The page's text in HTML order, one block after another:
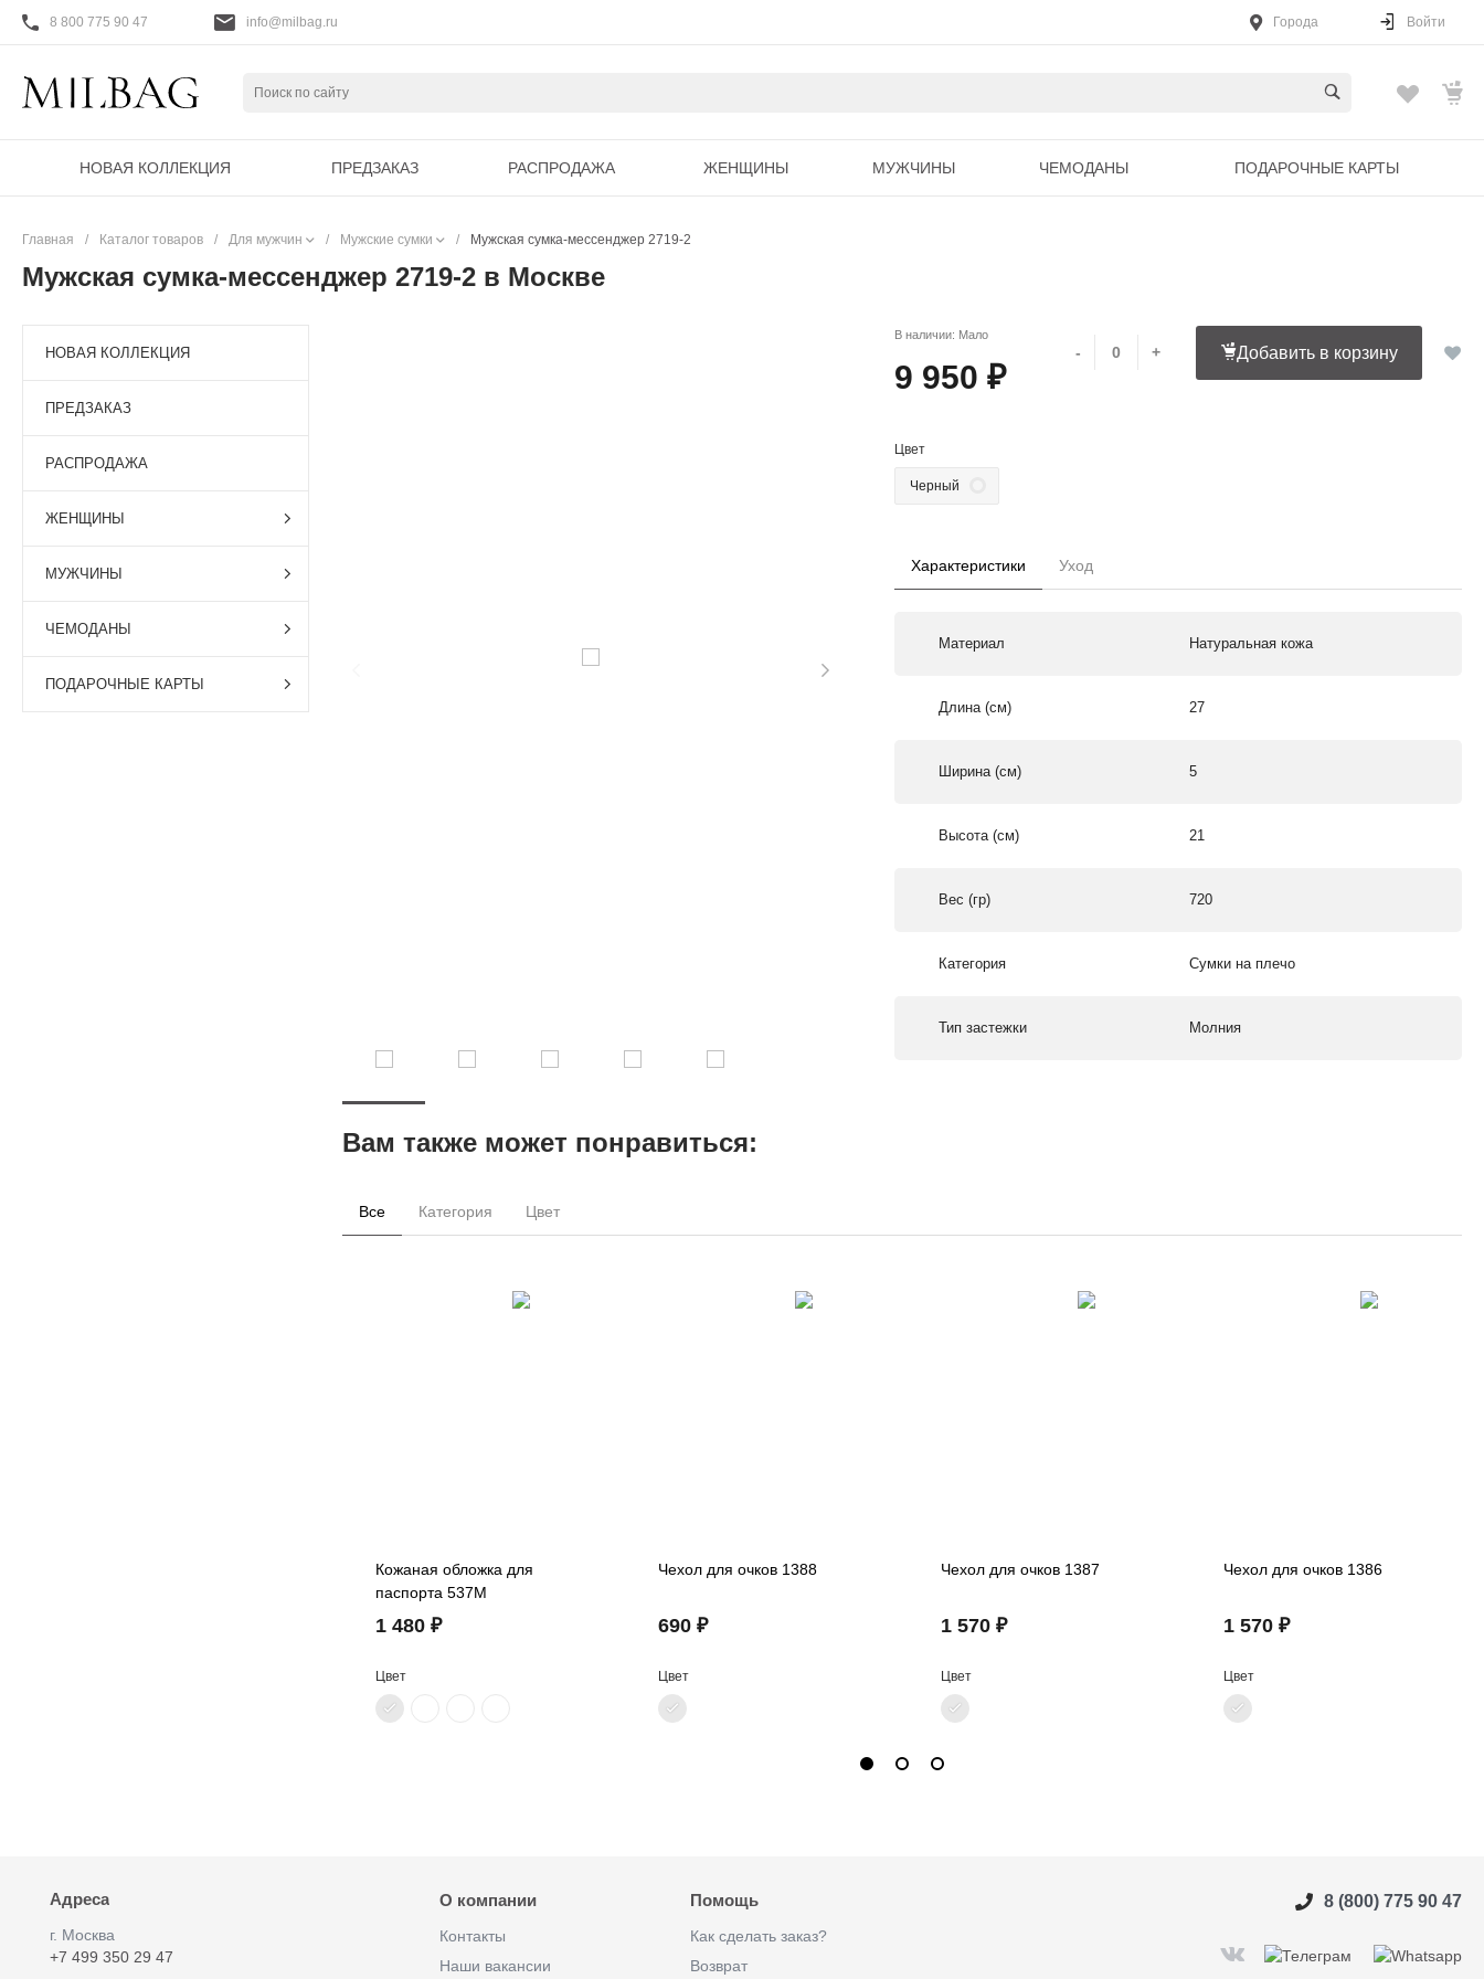
8 800 775 90 47 info@milbag.ru Города Войти
НОВАЯ КОЛЛЕКЦИЯ ПРЕДЗАКАЗ РАСПРОДАЖА ЖЕНЩИНЫ МУЖЧИНЫ ЧЕМОДАНЫ ПОДАРОЧНЫЕ КАРТЫ
Главная / Каталог товаров / Для мужчин / Мужские сумки / Мужская сумка-мессенджер 2719-2
Мужская сумка-мессенджер 2719-2 в Москве
НОВАЯ КОЛЛЕКЦИЯ
ПРЕДЗАКАЗ
РАСПРОДАЖА
ЖЕНЩИНЫ
МУЖЧИНЫ
ЧЕМОДАНЫ
ПОДАРОЧНЫЕ КАРТЫ
В наличии: Мало
9 950 ₽
- + Добавить в корзину
Цвет
Черный
Характеристики Уход
Материал Натуральная кожа
Длина (см) 27
Ширина (см) 5
Высота (см) 21
Вес (гр) 720
Категория Сумки на плечо
Тип застежки Молния
Вам также может понравиться:
Все Категория Цвет
Кожаная обложка для
паспорта 537M
1 480 ₽
Цвет
Чехол для очков 1388
690 ₽
Цвет
Чехол для очков 1387
1 570 ₽
Цвет
Чехол для очков 1386
1 570 ₽
Цвет
Адреса
г. Москва
+7 499 350 29 47
О компании
Контакты
Наши вакансии
Помощь
Как сделать заказ?
Возврат
8 (800) 775 90 47